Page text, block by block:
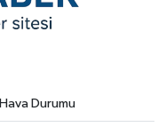
Hava Durumu